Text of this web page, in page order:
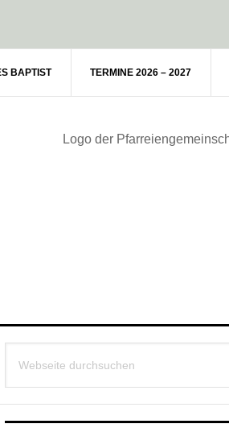
BAPTIST TERMINE 2026 – 2027
Haupt-
Sidebar
durchsuchen